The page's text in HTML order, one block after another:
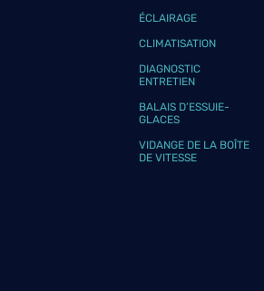
ÉCLAIRAGE
CLIMATISATION
DIAGNOSTIC
ENTRETIEN
BALAIS D’ESSUIE-
GLACES
VIDANGE DE LA BOÎTE
DE VITESSE